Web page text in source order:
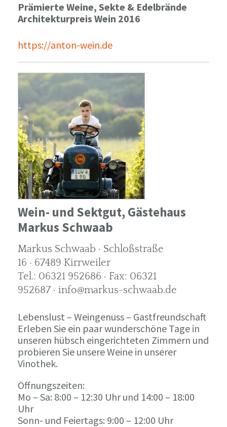
Prämierte Weine, Sekte & Edelbrände
Architekturpreis Wein 2016
https://anton-wein.de
Wein- und Sektgut, Gästehaus
Markus Schwaab
Markus Schwaab · Schloßstraße
16 · 67489 Kirrweiler
Tel.: 06321 952686 · Fax: 06321
952687 · info@markus-schwaab.de
Lebenslust – Weingenuss – Gastfreundschaft
Erleben Sie ein paar wunderschöne Tage in
unseren hübsch eingerichteten Zimmern und
probieren Sie unsere Weine in unserer
Vinothek.
Öffnungszeiten:
Mo – Sa: 8:00 – 12:30 Uhr und 14:00 – 18:00
Uhr
Sonn- und Feiertags: 9:00 – 12:00 Uhr